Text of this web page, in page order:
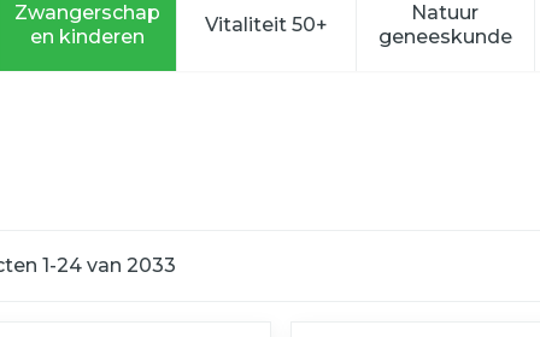
verzorging en hygiëne categorie
voor Dieet, voeding en vitamines categorie
Zwangerschap
en kinderenToon submenu voor Zwangerschap en
Vitaliteit 50+Toon submenu voor
Natuur
geneeskunde
Toon
1 -24 van 2033